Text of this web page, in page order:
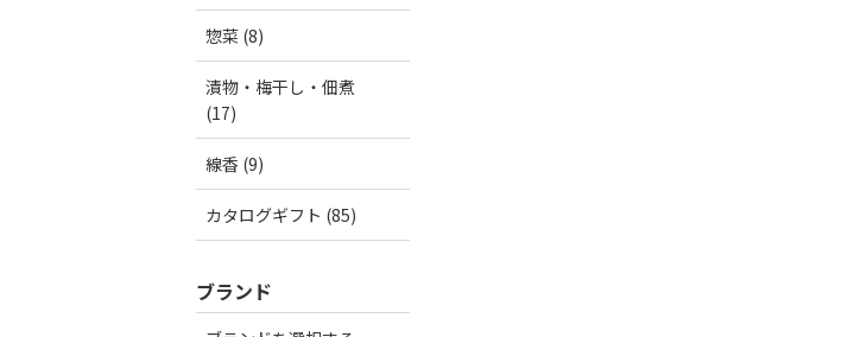
惣菜 (8)
漬物・梅干し・佃煮
(17)
線香 (9)
カタログギフト (85)
ブランド